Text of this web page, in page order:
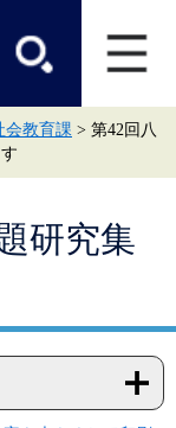
会教育課 > 第42回八
研究集